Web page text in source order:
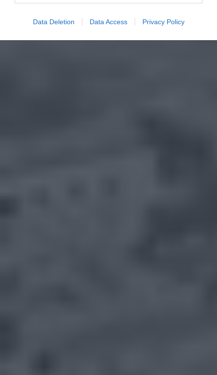
Data Deletion Data Access Privacy Policy